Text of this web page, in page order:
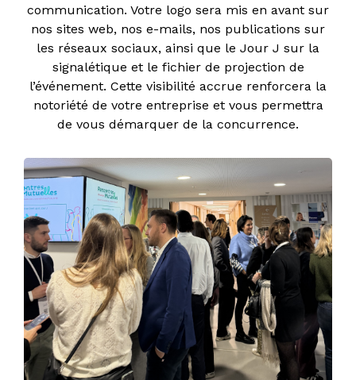
communication. Votre logo sera mis en avant sur
nos sites web, nos e-mails, nos publications sur
les réseaux sociaux, ainsi que le Jour J sur la
signalétique et le fichier de projection de
l’événement. Cette visibilité accrue renforcera la
notoriété de votre entreprise et vous permettra
de vous démarquer de la concurrence.